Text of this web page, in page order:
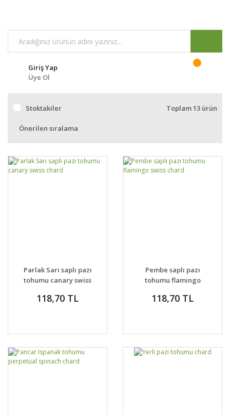
Giriş Yap
Üye Ol
Stoktakiler Toplam 13 ürün
Parlak Sarı saplı pazı
tohumu canary swiss
118,70 TL
Pembe saplı pazı
tohumu flamingo
118,70 TL